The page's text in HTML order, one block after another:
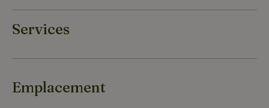
pratiquer la randonnée dans la forêt adjacente et la
propriété se trouve à 46 km de Versailles. Cette
confortable maison de vacances dispose d'un court
trouverez un terrain de pétanque sur la propriété et
divers animaux, tels que des chevaux et des cygnes.
Services
Emplacement